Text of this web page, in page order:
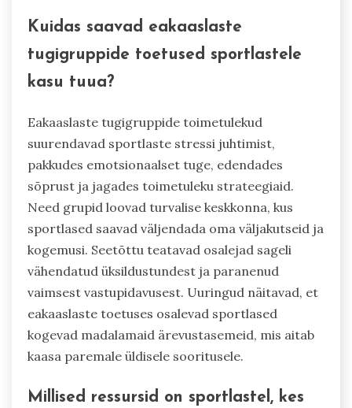
Kuidas saavad eakaaslaste
tugigruppide toetused sportlastele
kasu tuua?
Eakaaslaste tugigruppide toimetulekud
suurendavad sportlaste stressi juhtimist,
pakkudes emotsionaalset tuge, edendades
sõprust ja jagades toimetuleku strateegiaid.
Need grupid loovad turvalise keskkonna, kus
sportlased saavad väljendada oma väljakutseid ja
kogemusi. Seetõttu teatavad osalejad sageli
vähendatud üksildustundest ja paranenud
vaimsest vastupidavusest. Uuringud näitavad, et
eakaaslaste toetuses osalevad sportlased
kogevad madalamaid ärevustasemeid, mis aitab
kaasa paremale üldisele sooritusele.
Millised ressursid on sportlastel, kes